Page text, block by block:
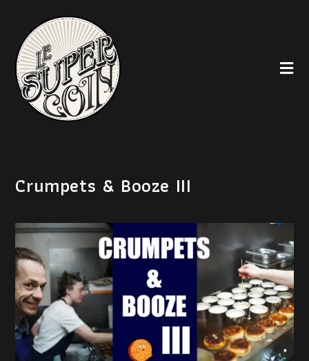
Crumpets & Booze III